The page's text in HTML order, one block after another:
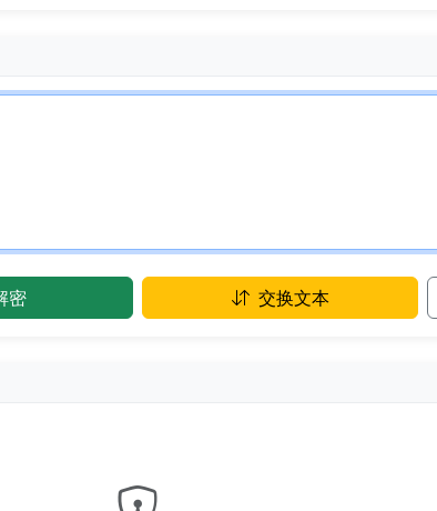
密 交换文本